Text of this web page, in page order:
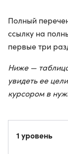
Полный
ссылку на
первые три
Ниже —
увидеть ее
курсором в
1 уровень